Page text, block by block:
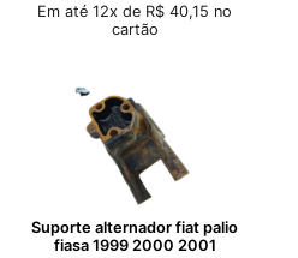
Em até 12x de R$ 40,15 no
cartão
Suporte alternador fiat palio
fiasa 1999 2000 2001